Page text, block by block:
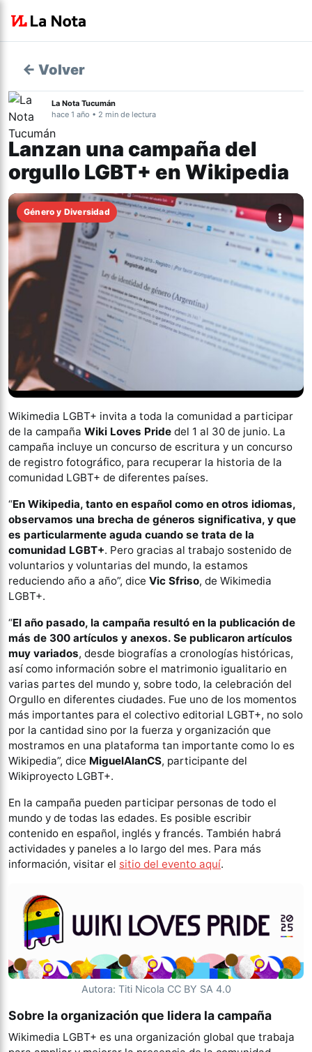
← Volver
La Nota Tucumán
hace 1 año • 2 min de lectura
Lanzan una campaña del
orgullo LGBT+ en Wikipedia
Género y Diversidad
Wikimedia LGBT+ invita a toda la comunidad a participar
de la campaña Wiki Loves Pride del 1 al 30 de junio. La
campaña incluye un concurso de escritura y un concurso
de registro fotográfico, para recuperar la historia de la
comunidad LGBT+ de diferentes países.
“En Wikipedia, tanto en español como en otros idiomas,
observamos una brecha de géneros significativa, y que
es particularmente aguda cuando se trata de la
comunidad LGBT+. Pero gracias al trabajo sostenido de
voluntarios y voluntarias del mundo, la estamos
reduciendo año a año”, dice Vic Sfriso, de Wikimedia
LGBT+.
“El año pasado, la campaña resultó en la publicación de
más de 300 artículos y anexos. Se publicaron artículos
muy variados, desde biografías a cronologías históricas,
así como información sobre el matrimonio igualitario en
varias partes del mundo y, sobre todo, la celebración del
Orgullo en diferentes ciudades. Fue uno de los momentos
más importantes para el colectivo editorial LGBT+, no solo
por la cantidad sino por la fuerza y organización que
mostramos en una plataforma tan importante como lo es
Wikipedia”, dice MiguelAlanCS, participante del
Wikiproyecto LGBT+.
En la campaña pueden participar personas de todo el
mundo y de todas las edades. Es posible escribir
contenido en español, inglés y francés. También habrá
actividades y paneles a lo largo del mes. Para más
información, visitar el sitio del evento aquí.
Autora: Titi Nicola CC BY SA 4.0
Sobre la organización que lidera la campaña
Wikimedia LGBT+ es una organización global que trabaja